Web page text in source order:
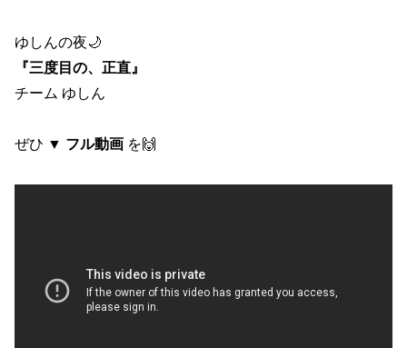
ゆしんの夜🌙
『三度目の、正直』
チーム ゆしん
ぜひ ▼ フル動画 を🙌